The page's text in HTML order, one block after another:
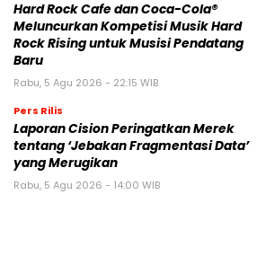
Hard Rock Cafe dan Coca-Cola®
Meluncurkan Kompetisi Musik Hard
Rock Rising untuk Musisi Pendatang
Baru
Rabu, 5 Agu 2026 - 22:15 WIB
Pers Rilis
Laporan Cision Peringatkan Merek
tentang ‘Jebakan Fragmentasi Data’
yang Merugikan
Rabu, 5 Agu 2026 - 14:00 WIB